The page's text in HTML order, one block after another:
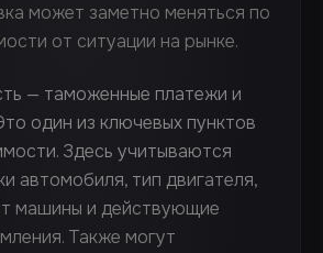
может заметно меняться по
от ситуации на рынке.
— таможенные платежи и
один из ключевых пунктов
Здесь учитываются
автомобиля, тип двигателя,
машины и действующие
Также могут